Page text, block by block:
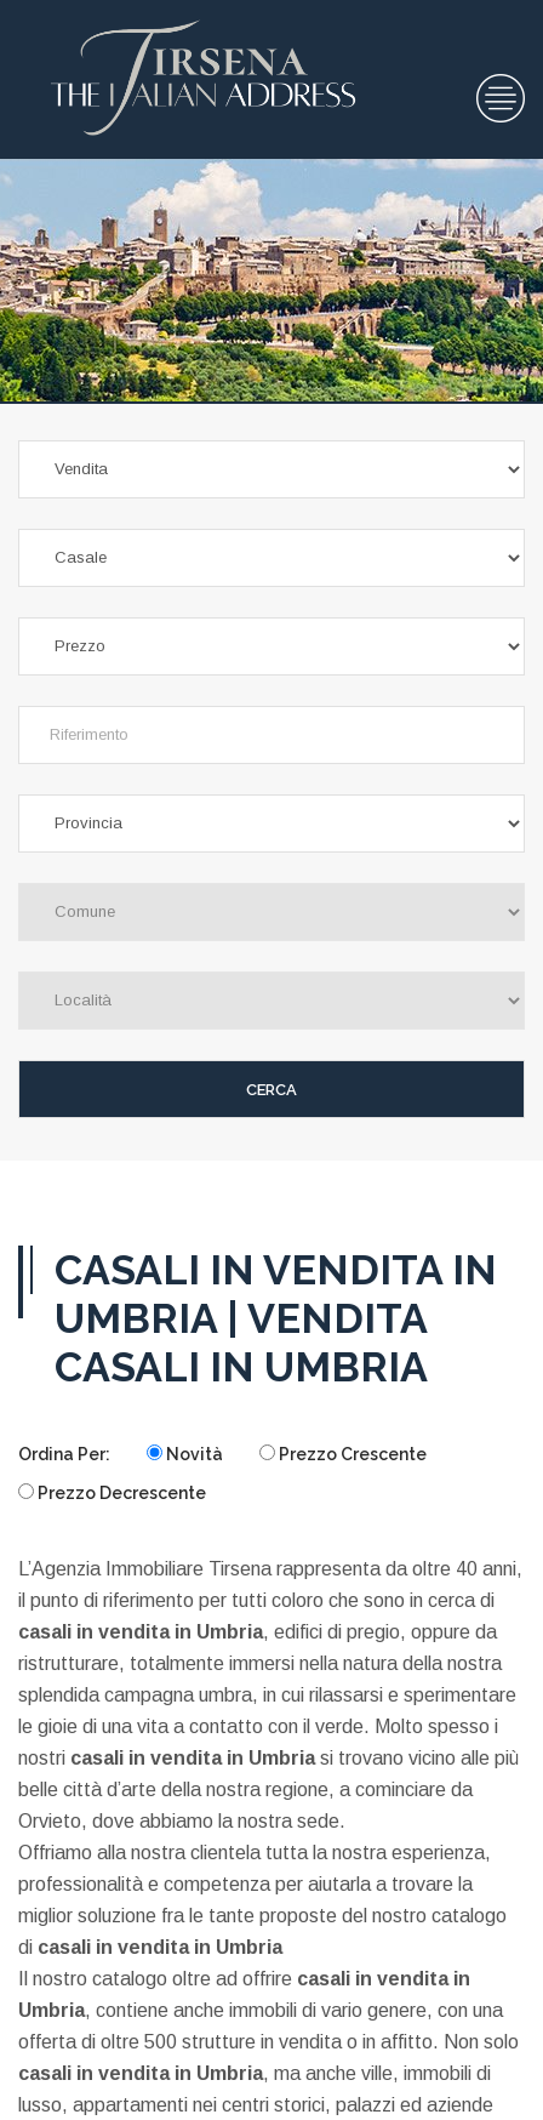
CASALI IN VENDITA IN
UMBRIA | VENDITA
CASALI IN UMBRIA
Ordina Per: Novità
Prezzo Crescente
Prezzo Decrescente
L’Agenzia Immobiliare Tirsena rappresenta da oltre 40 anni,
il punto di riferimento per tutti coloro che sono in cerca di
casali in vendita in Umbria, edifici di pregio, oppure da
ristrutturare, totalmente immersi nella natura della nostra
splendida campagna umbra, in cui rilassarsi e sperimentare
le gioie di una vita a contatto con il verde. Molto spesso i
nostri casali in vendita in Umbriasi trovano vicino alle più
belle città d’arte della nostra regione, a cominciare da
Orvieto, dove abbiamo la nostra sede.
Offriamo alla nostra clientela tutta la nostra esperienza,
professionalità e competenza per aiutarla a trovare la
miglior soluzione fra le tante proposte del nostro catalogo
di casali in vendita in Umbria
Il nostro catalogo oltre ad offrire casali in vendita in
Umbria, contiene anche immobili di vario genere, con una
offerta di oltre 500 strutture in vendita o in affitto. Non solo
casali in vendita in Umbria, ma anche ville, immobili di
lusso, appartamenti nei centri storici, palazzi ed aziende